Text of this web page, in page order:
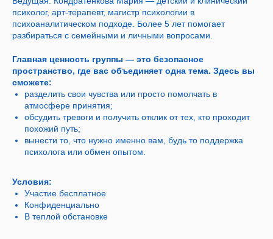
психолог, арт-терапевт, магистр психологии в
психоаналитическом подходе. Более 5 лет помогает
разбираться с семейными и личными вопросами.
Главная ценность группы — это безопасное
пространство, где вас объединяет одна тема. Здесь вы
сможете:
разделить свои чувства или просто помолчать в
атмосфере принятия;
обсудить тревоги и получить отклик от тех, кто проходит
похожий путь;
вынести то, что нужно именно вам, будь то поддержка
психолога или обмен опытом.
Условия:
Участие бесплатное
Конфиденциально
В теплой обстановке